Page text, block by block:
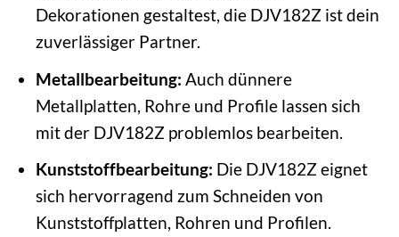
Dekorationen gestaltest, die DJV182Z ist dein
zuverlässiger Partner.
Metallbearbeitung: Auch dünnere
Metallplatten, Rohre und Profile lassen sich
mit der DJV182Z problemlos bearbeiten.
Kunststoffbearbeitung: Die DJV182Z eignet
sich hervorragend zum Schneiden von
Kunststoffplatten, Rohren und Profilen.